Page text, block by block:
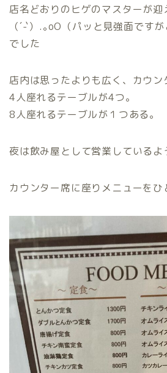
店名どおりのヒゲのマスターが迎
（´-`）.｡oO（パッと見強面です
でした
店内は思ったよりも広く、カウン
4人座れるテーブルが4つ。
8人座れるテーブルが１つある。
夜は飲み屋として営業しているよ
カウンター席に座りメニューをひ